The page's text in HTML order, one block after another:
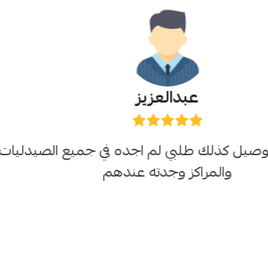
عبدالعزيز
كذلك طلبي لم اجده في جميع الصيدليات
والمراكز وجدته عندهم